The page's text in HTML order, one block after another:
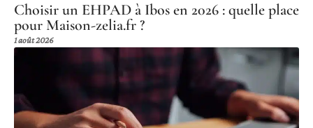
Choisir un EHPAD à Ibos en 2026 : quelle place
pour Maison-zelia.fr ?
1 août 2026